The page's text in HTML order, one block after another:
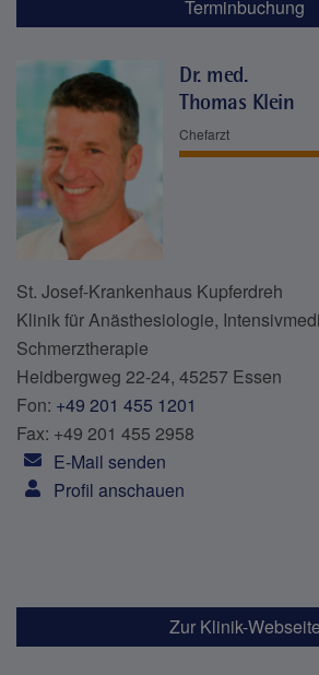
Terminbuchung
Dr. med.
Thomas Klein
Chefarzt
St. Josef-Krankenhaus Kupferdreh
Klinik für Anästhesiologie,
Schmerztherapie
Heidbergweg 22-24, 45257 Essen
Fon: +49 201 455 1201
Fax: +49 201 455 2958
E-Mail senden
Profil anschauen
Zur Klinik-Webseite